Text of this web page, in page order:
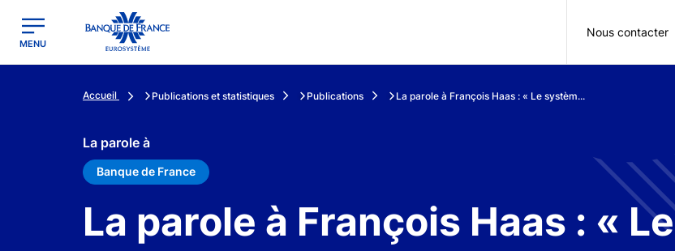
Banque de France - Menu Principal
MENU
Nous contacter
Accueil Publications et statistiques Publications La parole à François Haas : « Le systèm...
La parole à
Banque de France
La parole à François Haas : « Le